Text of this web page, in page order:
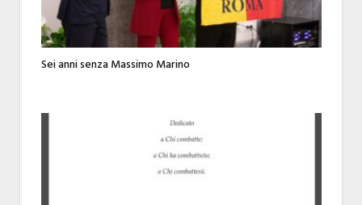
Sei anni senza Massimo Marino